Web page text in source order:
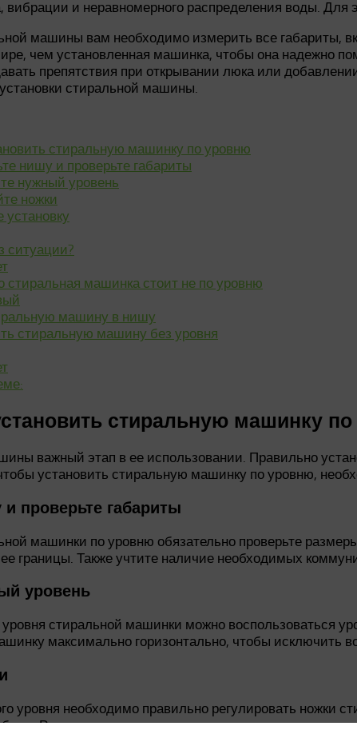
и неравномерного распределения воды. Для
машины вам необходимо измерить все габариты,
чем установленная машинка, чтобы она надежно
препятствия при открывании люка или
стиральной машины.
стиральную машинку по уровню
нишу и проверьте габариты
нужный уровень
ножки
установку
ситуации?
стиральная машинка стоит не по уровню
машину в нишу
стиральную машину без уровня
стиральную машинку
важный этап в ее использовании. Правильно
установить стиральную машинку по уровню,
проверьте габариты
машинки по уровню обязательно проверьте
границы. Также учтите наличие необходимых
уровень
стиральной машинки можно воспользоваться
максимально горизонтально, чтобы исключить
уровня необходимо правильно регулировать ножки
Регулировка ножек может осуществляться с